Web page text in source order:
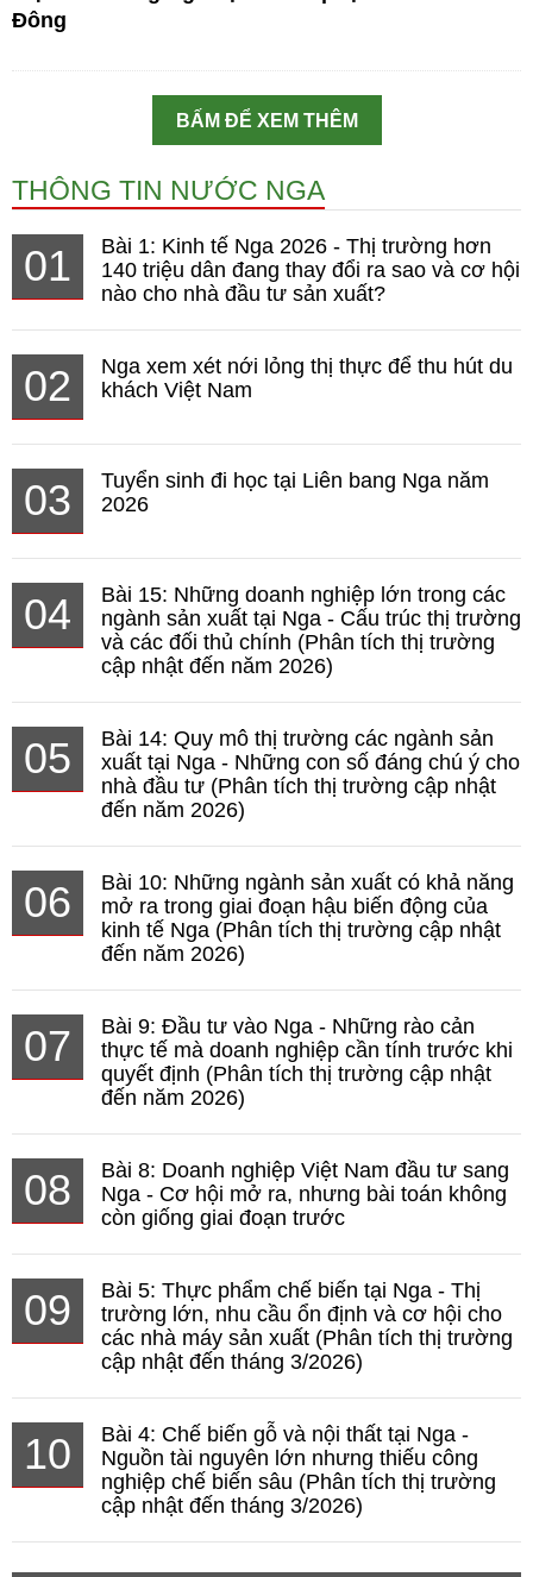
Đông
BẤM ĐỂ XEM THÊM
THÔNG TIN NƯỚC NGA
01
Bài 1: Kinh tế Nga 2026 - Thị trường hơn
140 triệu dân đang thay đổi ra sao và cơ hội
nào cho nhà đầu tư sản xuất?
02
Nga xem xét nới lỏng thị thực để thu hút du
khách Việt Nam
03
Tuyển sinh đi học tại Liên bang Nga năm
2026
04
Bài 15: Những doanh nghiệp lớn trong các
ngành sản xuất tại Nga - Cấu trúc thị trường
và các đối thủ chính (Phân tích thị trường
cập nhật đến năm 2026)
05
Bài 14: Quy mô thị trường các ngành sản
xuất tại Nga - Những con số đáng chú ý cho
nhà đầu tư (Phân tích thị trường cập nhật
đến năm 2026)
06
Bài 10: Những ngành sản xuất có khả năng
mở ra trong giai đoạn hậu biến động của
kinh tế Nga (Phân tích thị trường cập nhật
đến năm 2026)
07
Bài 9: Đầu tư vào Nga - Những rào cản
thực tế mà doanh nghiệp cần tính trước khi
quyết định (Phân tích thị trường cập nhật
đến năm 2026)
08
Bài 8: Doanh nghiệp Việt Nam đầu tư sang
Nga - Cơ hội mở ra, nhưng bài toán không
còn giống giai đoạn trước
09
Bài 5: Thực phẩm chế biến tại Nga - Thị
trường lớn, nhu cầu ổn định và cơ hội cho
các nhà máy sản xuất (Phân tích thị trường
cập nhật đến tháng 3/2026)
10
Bài 4: Chế biến gỗ và nội thất tại Nga -
Nguồn tài nguyên lớn nhưng thiếu công
nghiệp chế biến sâu (Phân tích thị trường
cập nhật đến tháng 3/2026)